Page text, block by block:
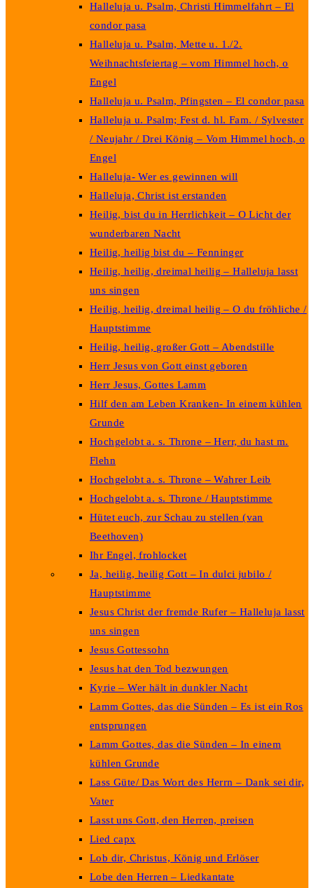
Halleluja u. Psalm, Christi Himmelfahrt – El
condor pasa
Halleluja u. Psalm, Mette u. 1./2.
Weihnachtsfeiertag – vom Himmel hoch, o
Engel
Halleluja u. Psalm, Pfingsten – El condor pasa
Halleluja u. Psalm; Fest d. hl. Fam. / Sylvester
/ Neujahr / Drei König – Vom Himmel hoch, o
Engel
Halleluja- Wer es gewinnen will
Halleluja, Christ ist erstanden
Heilig, bist du in Herrlichkeit – O Licht der
wunderbaren Nacht
Heilig, heilig bist du – Fenninger
Heilig, heilig, dreimal heilig – Halleluja lasst
uns singen
Heilig, heilig, dreimal heilig – O du fröhliche /
Hauptstimme
Heilig, heilig, großer Gott – Abendstille
Herr Jesus von Gott einst geboren
Herr Jesus, Gottes Lamm
Hilf den am Leben Kranken- In einem kühlen
Grunde
Hochgelobt a. s. Throne – Herr, du hast m.
Flehn
Hochgelobt a. s. Throne – Wahrer Leib
Hochgelobt a. s. Throne / Hauptstimme
Hütet euch, zur Schau zu stellen (van
Beethoven)
Ihr Engel, frohlocket
Ja, heilig, heilig Gott – In dulci jubilo /
Hauptstimme
Jesus Christ der fremde Rufer – Halleluja lasst
uns singen
Jesus Gottessohn
Jesus hat den Tod bezwungen
Kyrie – Wer hält in dunkler Nacht
Lamm Gottes, das die Sünden – Es ist ein Ros
entsprungen
Lamm Gottes, das die Sünden – In einem
kühlen Grunde
Lass Güte/ Das Wort des Herrn – Dank sei dir,
Vater
Lasst uns Gott, den Herren, preisen
Lied capx
Lob dir, Christus, König und Erlöser
Lobe den Herren – Liedkantate